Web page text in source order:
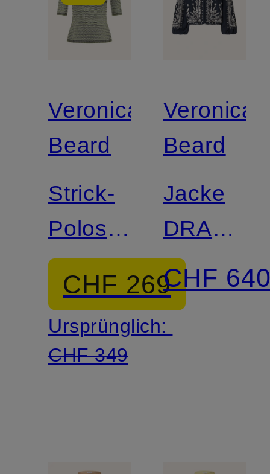
Veronica
Beard
Strick-
Poloshirt
SOZA
CHF 269
Ursprünglich:
CHF 349
Veronica
Beard
Jacke
DRAKE
mit 3/4-
Arm
CHF